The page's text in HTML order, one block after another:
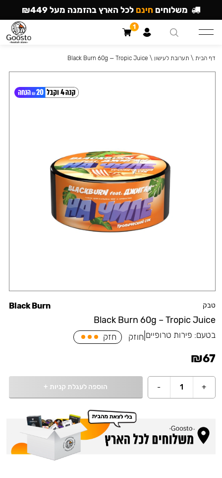
טבק
Black Burn 60g – Tropic Juice
Black Burn
בטעם: פירות טרופיים חוזק חזק
₪67
+
1
- הוספה לעגלת קניות +
דף הבית \ תערובת לעישון \
Black Burn 60g — Tropic Juice
משלוחים חינם לכל הארץ בהזמנה מעל ₪449
1